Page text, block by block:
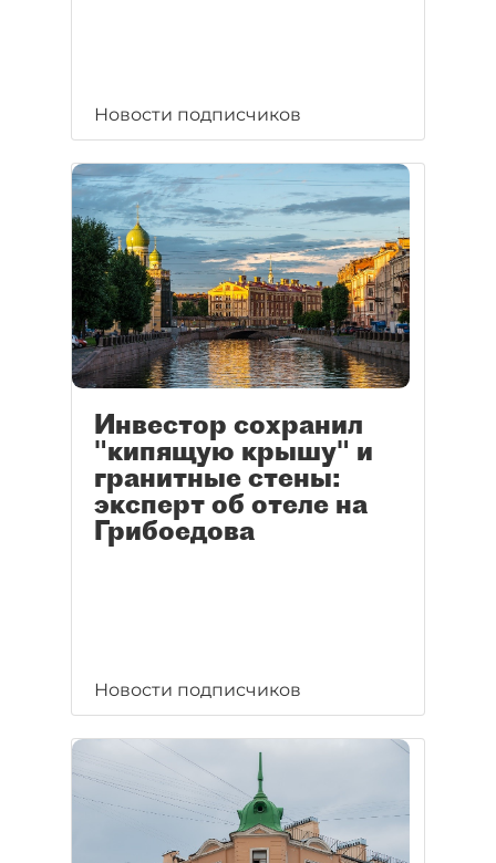
Новости подписчиков
Инвестор сохранил
"кипящую крышу" и
гранитные стены:
эксперт об отеле на
Грибоедова
Новости подписчиков